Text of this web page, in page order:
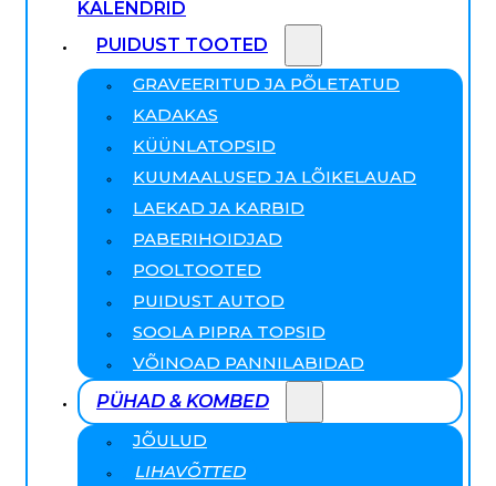
KALENDRID
PUIDUST TOOTED
GRAVEERITUD JA PÕLETATUD
KADAKAS
KÜÜNLATOPSID
KUUMAALUSED JA LÕIKELAUAD
LAEKAD JA KARBID
PABERIHOIDJAD
POOLTOOTED
PUIDUST AUTOD
SOOLA PIPRA TOPSID
VÕINOAD PANNILABIDAD
PÜHAD & KOMBED
JÕULUD
LIHAVÕTTED